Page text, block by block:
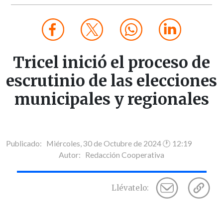
Tricel inició el proceso de
escrutinio de las elecciones
municipales y regionales
Publicado: Miércoles, 30 de Octubre de 2024 🕐 12:19
Autor: Redacción Cooperativa
Llévatelo: